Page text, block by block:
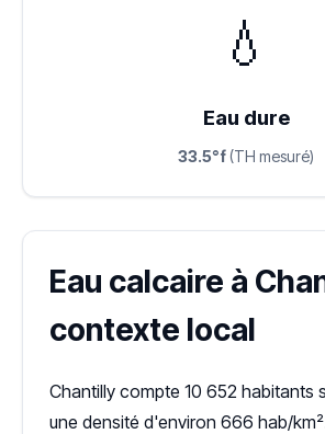
💧
Eau dure
33.5°f (TH mesuré)
Eau calcaire à
contexte local
Chantilly compte 10 652 habitants
une densité d'environ 666 hab/